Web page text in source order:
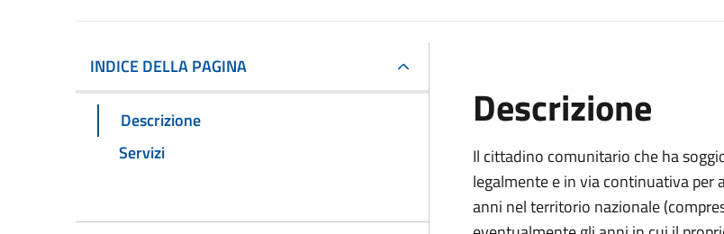
INDICE DELLA PAGINA
Descrizione
Servizi
Descrizione
Il cittadino comunitario che ha
legalmente e in via continuativa per
anni nel territorio nazionale